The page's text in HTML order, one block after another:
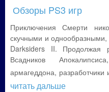
Обзоры PS3 игр
Приключения Смерти
скучными и однообразными,
Darksiders II. Продолжая
Всадников
армагеддона,
читать дальше